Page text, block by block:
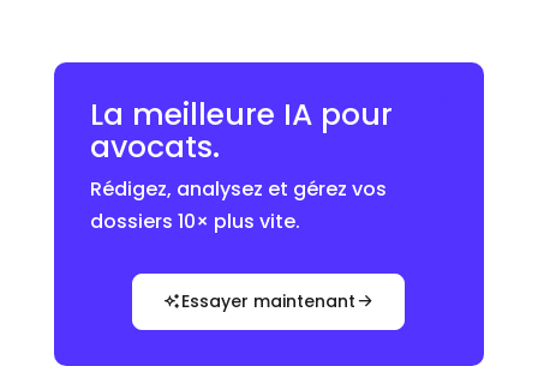
La meilleure IA pour
avocats.
Rédigez, analysez et gérez vos
dossiers 10× plus vite.
Essayer maintenant